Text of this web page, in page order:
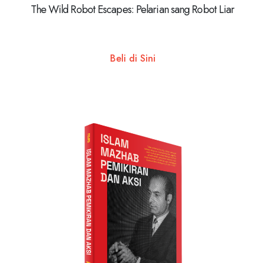
The Wild Robot Escapes: Pelarian sang Robot Liar
Beli di Sini